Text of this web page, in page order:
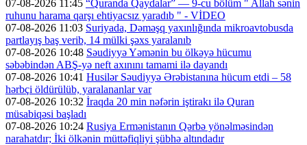
07-08-2026 11:45 “Quranda Qaydalar” — 9-cu bölüm " Allah sənin
ruhunu harama qarşı ehtiyacsız yaradıb " - VİDEO
07-08-2026 11:03 Suriyada, Dəməşq yaxınlığında mikroavtobusda
partlayış baş verib, 14 mülki şəxs yaralanıb
07-08-2026 10:48 Səudiyyə Yəmənin bu ölkəyə hücumu
səbəbindən ABŞ-yə neft axınını tamami ilə dayandı
07-08-2026 10:41 Husilər Səudiyyə Ərəbistanına hücum etdi – 58
hərbçi öldürülüb, yaralananlar var
07-08-2026 10:32 İraqda 20 min nəfərin iştirakı ilə Quran
müsabiqəsi başladı
07-08-2026 10:24 Rusiya Ermənistanın Qərbə yönəlməsindən
narahatdır; İki ölkənin müttəfiqliyi şübhə altındadır